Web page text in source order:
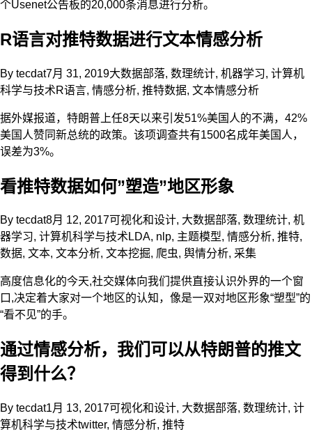
个Usenet公告板的20,000条消息进行分析。
R语言对推特数据进行文本情感分析
By tecdat7月 31, 2019大数据部落, 数理统计, 机器学习, 计算机
科学与技术R语言, 情感分析, 推特数据, 文本情感分析
据外媒报道，特朗普上任8天以来引发51%美国人的不满，42%
美国人赞同新总统的政策。该项调查共有1500名成年美国人，
误差为3%。
看推特数据如何”塑造”地区形象
By tecdat8月 12, 2017可视化和设计, 大数据部落, 数理统计, 机
器学习, 计算机科学与技术LDA, nlp, 主题模型, 情感分析, 推特,
数据, 文本, 文本分析, 文本挖掘, 爬虫, 舆情分析, 采集
高度信息化的今天,社交媒体向我们提供直接认识外界的一个窗
口,决定着大家对一个地区的认知，像是一双对地区形象“塑型”的
“看不见”的手。
通过情感分析，我们可以从特朗普的推文
得到什么？
By tecdat1月 13, 2017可视化和设计, 大数据部落, 数理统计, 计
算机科学与技术twitter, 情感分析, 推特